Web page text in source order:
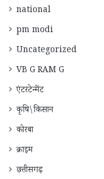
national
pm modi
Uncategorized
VB G RAM G
एंटरटेन्मेंट
कृषि\किसान
कोरबा
क्राइम
छत्तीसगढ़